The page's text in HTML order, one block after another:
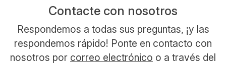
Contacte con nosotros
Respondemos a todas sus preguntas, ¡y las
respondemos rápido! Ponte en contacto con
nosotros por correo electrónico o a través del